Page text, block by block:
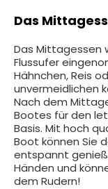
Das
Das Mittagessen
Flussufer
Hähnchen, Reis
unvermeidlichen
Nach dem
Bootes für den
Basis. Mit hoch
Boot können Sie
entspannt
Händen und
dem Rudern!